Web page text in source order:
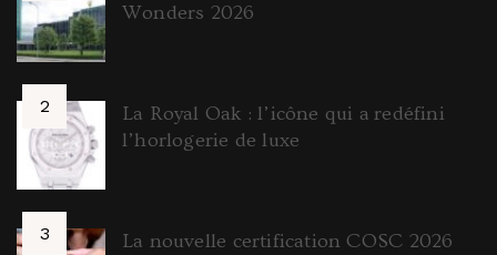
Wonders 2026
La Royal Oak : l’icône qui a redéfini
l’horlogerie de luxe
La nouvelle certification COSC 2026